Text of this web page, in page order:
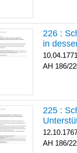
226 :
in
186/
225 :
186/